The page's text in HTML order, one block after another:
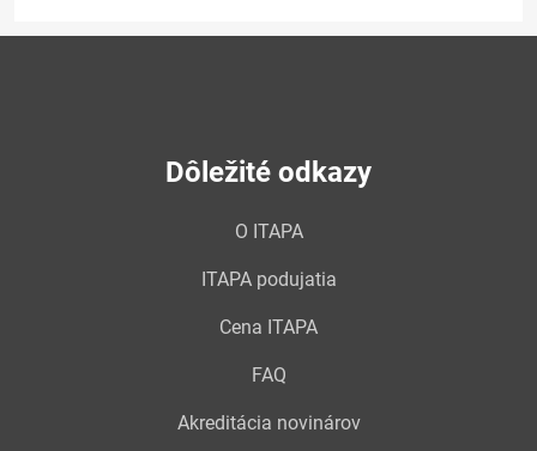
Dôležité odkazy
O ITAPA
ITAPA podujatia
Cena ITAPA
FAQ
Akreditácia novinárov